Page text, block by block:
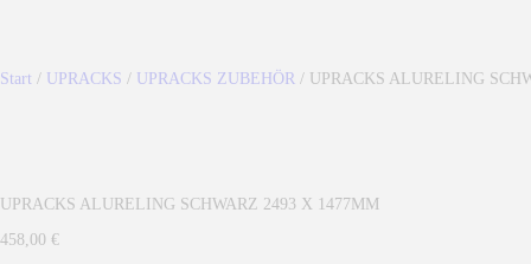
Start / UPRACKS / UPRACKS ZUBEHÖR / UPRACKS ALURELING
UPRACKS ALURELING SCHWARZ 2493 X 1477MM
458,00 €